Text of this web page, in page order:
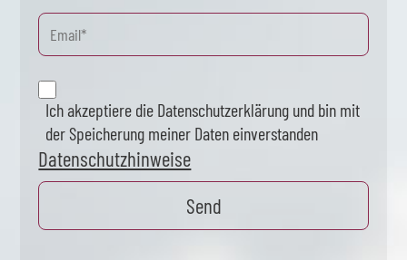
Ich akzeptiere die Datenschutzerklärung und bin mit
der Speicherung meiner Daten einverstanden
Datenschutzhinweise